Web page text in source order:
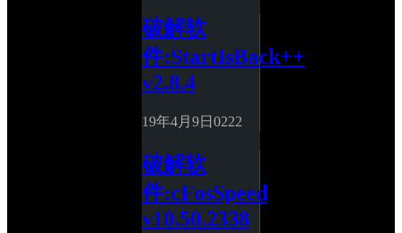
破解软
件:StartIsBack++
v2.8.4
19年4月9日 0222
破解软
件:cFosSpeed
v10.50.2338